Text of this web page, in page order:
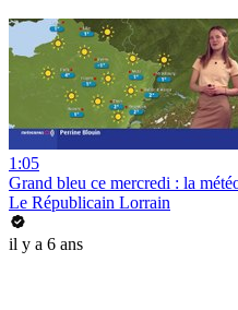
1:05
Grand bleu ce mercredi : la
Le Républicain Lorrain
il y a 6 ans